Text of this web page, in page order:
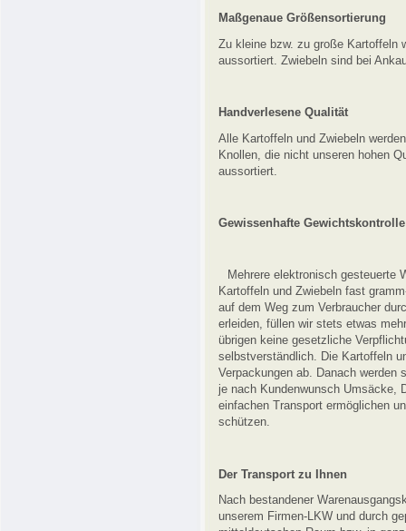
Maßgenaue Größensortierung
Zu kleine bzw. zu große Kartoffeln
aussortiert. Zwiebeln sind bei
Handverlesene Qualität
Alle Kartoffeln und Zwiebeln
Knollen, die nicht unseren hohen
aussortiert.
Gewissenhafte
Mehrere elektronisch gesteuerte
Kartoffeln und Zwiebeln fast
auf dem Weg zum Verbraucher
erleiden, füllen wir stets etwas
übrigen keine gesetzliche
selbstverständlich. Die Kartoffeln
Verpackungen ab. Danach
je nach Kundenwunsch Umsäcke,
einfachen Transport ermöglichen
schützen.
Der Transport zu Ihnen
Nach bestandener
unserem Firmen-LKW und durch